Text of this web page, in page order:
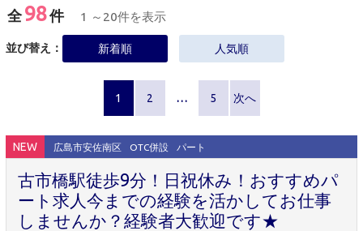
全98件 1 ～20件を表示
並び替え： 新着順 人気順
1 2 … 5 次へ
NEW 広島市安佐南区 OTC併設 パート
古市橋駅徒歩9分！日祝休み！おすすめパ
ート求人今までの経験を活かしてお仕事
しませんか？経験者大歓迎です★